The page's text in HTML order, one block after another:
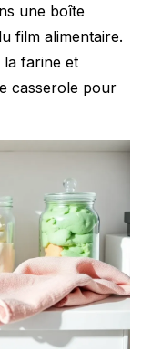
une boîte
film alimentaire.
la farine et
casserole pour